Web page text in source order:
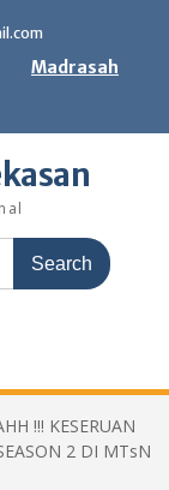
Madrasah
!!! KESERUAN
2 DI MTsN